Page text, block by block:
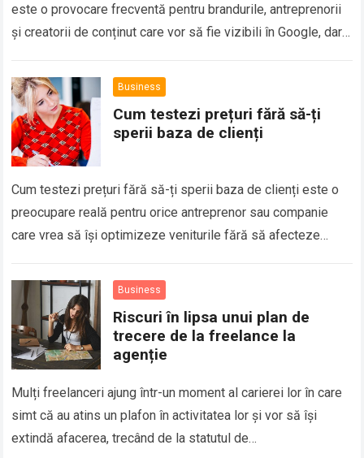
este o provocare frecventă pentru brandurile, antreprenorii
și creatorii de conținut care vor să fie vizibili în Google, dar
Business
Cum testezi prețuri fără să-ți
sperii baza de clienți
Cum testezi prețuri fără să-ți sperii baza de clienți este o
preocupare reală pentru orice antreprenor sau companie
care vrea să își optimizeze veniturile fără să afecteze
Business
Riscuri în lipsa unui plan de
trecere de la freelance la
agenție
Mulți freelanceri ajung într-un moment al carierei lor în care
simt că au atins un plafon în activitatea lor și vor să își
extindă afacerea, trecând de la statutul de…